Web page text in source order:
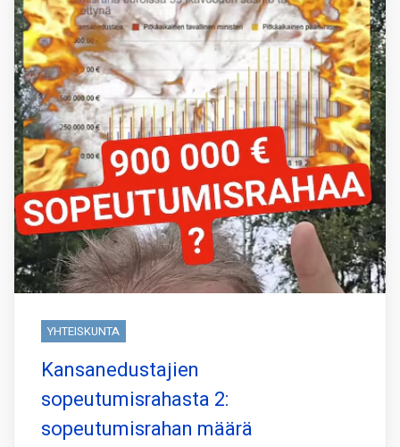
YHTEISKUNTA
Kansanedustajien
sopeutumisrahasta 2:
sopeutumisrahan määrä